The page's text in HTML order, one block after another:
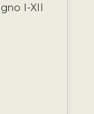
I-XII